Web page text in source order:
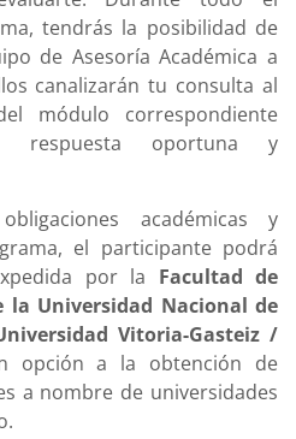
tendrás la posibilidad de
de Asesoría Académica a
canalizarán tu consulta al
módulo correspondiente
respuesta oportuna y
académicas y
el participante podrá
por la Facultad de
la Universidad Nacional de
Vitoria-Gasteiz /
opción a la obtención de
a nombre de universidades